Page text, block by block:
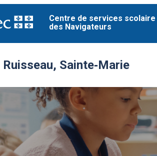
Centre de services scolaire
des Navigateurs
Ruisseau, Sainte‑Marie